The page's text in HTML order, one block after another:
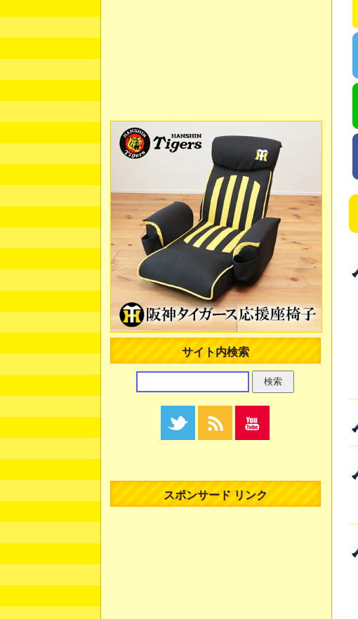
サイト内検索
スポンサード リンク